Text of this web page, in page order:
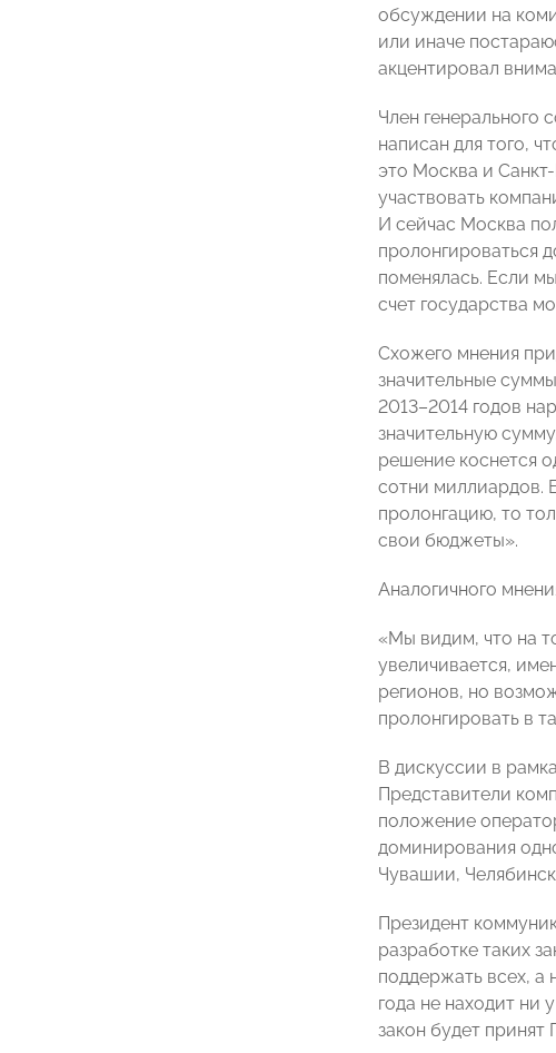
обсуждении на
или иначе
акцентировал
Член генерального
написан для того,
это Москва и
участвовать
И сейчас Москва
пролонгироваться
поменялась. Если
счет государства
Схожего мнения
значительные
2013–2014 годов
значительную
решение коснется
сотни миллиардов.
пролонгацию, то
свои бюджеты».
Аналогичного
«Мы видим, что на
увеличивается,
регионов, но
пролонгировать в
В дискуссии в
Представители
положение
доминирования
Чувашии,
Президент
разработке таких
поддержать всех,
года не находит ни
закон будет